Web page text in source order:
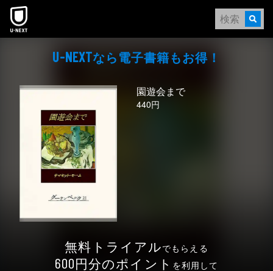
本文へスキップ
U-NEXTなら電⼦書籍もお得！
園遊会まで
440円
無料トライアルでもらえる
600円分のポイント を利用して